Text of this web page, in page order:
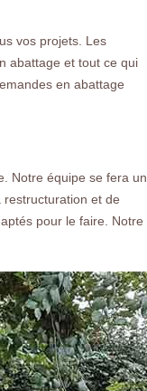
vos projets. Les
abattage et tout ce qui
en abattage
Notre équipe se fera un
et de
pour le faire. Notre